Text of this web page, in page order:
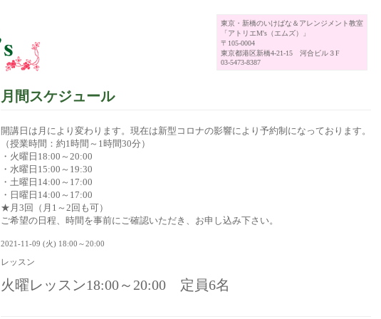
東京・新橋のいけばな＆アレンジメント教室
「アトリエM's（エムズ）」
〒105-0004
東京都港区新橋4-21-15 河合ビル３F
03-5473-8387
月間スケジュール
開講日は月により変わります。現在は新型コロナの影響により予約制になっております。
（授業時間：約1時間～1時間30分）
・火曜日18:00～20:00
・水曜日15:00～19:30
・土曜日14:00～17:00
・日曜日14:00～17:00
★月3回（月1～2回も可）
ご希望の日程、時間を事前にご確認いただき、お申し込み下さい。
2021-11-09 (火) 18:00～20:00
レッスン
火曜レッスン18:00～20:00 定員6名